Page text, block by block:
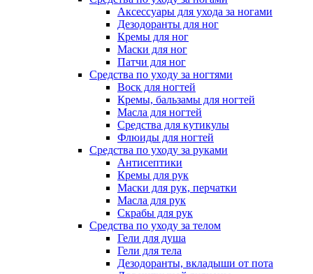
Аксессуары для ухода за ногами
Дезодоранты для ног
Кремы для ног
Маски для ног
Патчи для ног
Средства по уходу за ногтями
Воск для ногтей
Кремы, бальзамы для ногтей
Масла для ногтей
Средства для кутикулы
Флюиды для ногтей
Средства по уходу за руками
Антисептики
Кремы для рук
Маски для рук, перчатки
Масла для рук
Скрабы для рук
Средства по уходу за телом
Гели для душа
Гели для тела
Дезодоранты, вкладыши от пота